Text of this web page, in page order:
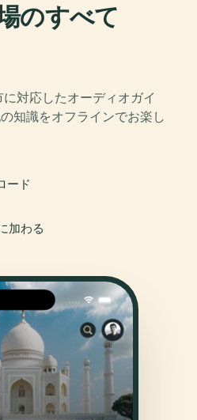
のすべて
対応したオーディオガイ
知識をオフラインでお楽し
ード
加わる